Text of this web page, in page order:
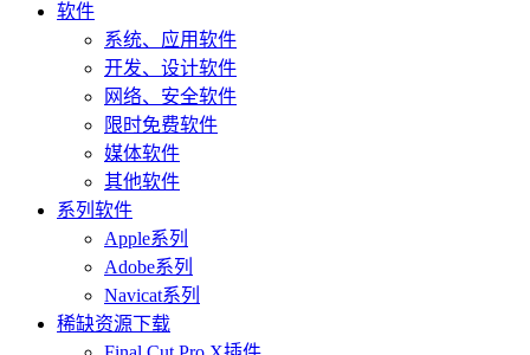
软件
系统、应用软件
开发、设计软件
网络、安全软件
限时免费软件
媒体软件
其他软件
系列软件
Apple系列
Adobe系列
Navicat系列
稀缺资源下载